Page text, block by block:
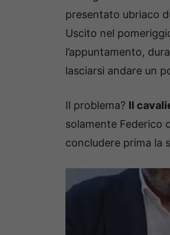
presentato ubriaco
Uscito nel
l’appuntamento,
lasciarsi andare un
Il problema? Il
solamente Federico
concludere prima la